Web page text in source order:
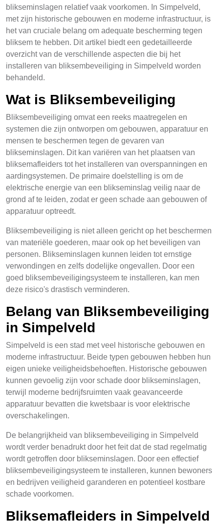
blikseminslagen relatief vaak voorkomen. In Simpelveld,
met zijn historische gebouwen en moderne infrastructuur, is
het van cruciale belang om adequate bescherming tegen
bliksem te hebben. Dit artikel biedt een gedetailleerde
overzicht van de verschillende aspecten die bij het
installeren van bliksembeveiliging in Simpelveld worden
behandeld.
Wat is Bliksembeveiliging
Bliksembeveiliging omvat een reeks maatregelen en
systemen die zijn ontworpen om gebouwen, apparatuur en
mensen te beschermen tegen de gevaren van
blikseminslagen. Dit kan variëren van het plaatsen van
bliksemafleiders tot het installeren van overspanningen en
aardingsystemen. De primaire doelstelling is om de
elektrische energie van een blikseminslag veilig naar de
grond af te leiden, zodat er geen schade aan gebouwen of
apparatuur optreedt.
Bliksembeveiliging is niet alleen gericht op het beschermen
van materiële goederen, maar ook op het beveiligen van
personen. Blikseminslagen kunnen leiden tot ernstige
verwondingen en zelfs dodelijke ongevallen. Door een
goed bliksembeveiligingsysteem te installeren, kan men
deze risico's drastisch verminderen.
Belang van Bliksembeveiliging
in Simpelveld
Simpelveld is een stad met veel historische gebouwen en
moderne infrastructuur. Beide typen gebouwen hebben hun
eigen unieke veiligheidsbehoeften. Historische gebouwen
kunnen gevoelig zijn voor schade door blikseminslagen,
terwijl moderne bedrijfsruimten vaak geavanceerde
apparatuur bevatten die kwetsbaar is voor elektrische
overschakelingen.
De belangrijkheid van bliksembeveiliging in Simpelveld
wordt verder benadrukt door het feit dat de stad regelmatig
wordt getroffen door blikseminslagen. Door een effectief
bliksembeveiligingsysteem te installeren, kunnen bewoners
en bedrijven veiligheid garanderen en potentieel kostbare
schade voorkomen.
Bliksemafleiders in Simpelveld